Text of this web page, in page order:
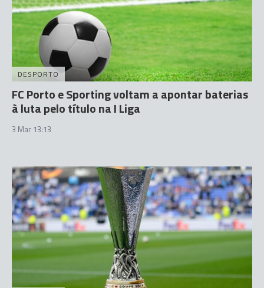
DESPORTO
FC Porto e Sporting voltam a apontar baterias
à luta pelo título na I Liga
3 Mar 13:13